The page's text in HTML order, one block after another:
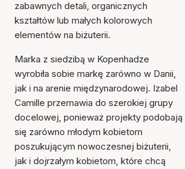
zabawnych detali, organicznych
kształtów lub małych kolorowych
elementów na biżuterii.
Marka z siedzibą w Kopenhadze
wyrobiła sobie markę zarówno w Danii,
jak i na arenie międzynarodowej. Izabel
Camille przemawia do szerokiej grupy
docelowej, ponieważ projekty podobają
się zarówno młodym kobietom
poszukującym nowoczesnej biżuterii,
jak i dojrzałym kobietom, które chcą